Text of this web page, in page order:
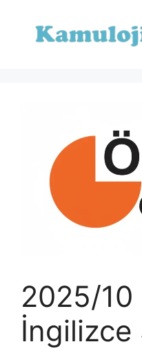
2025/10
İngilizce